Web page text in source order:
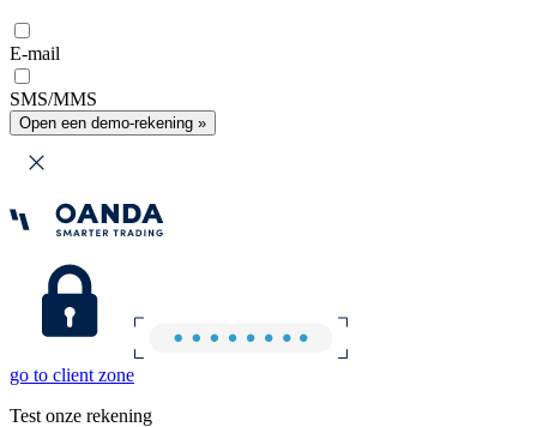
E-mail
SMS/MMS
Open een demo-rekening »
go to client zone
Test onze rekening